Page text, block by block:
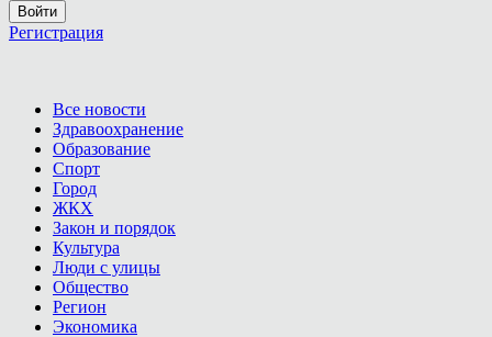
Войти
Регистрация
Все новости
Здравоохранение
Образование
Спорт
Город
ЖКХ
Закон и порядок
Культура
Люди с улицы
Общество
Регион
Экономика